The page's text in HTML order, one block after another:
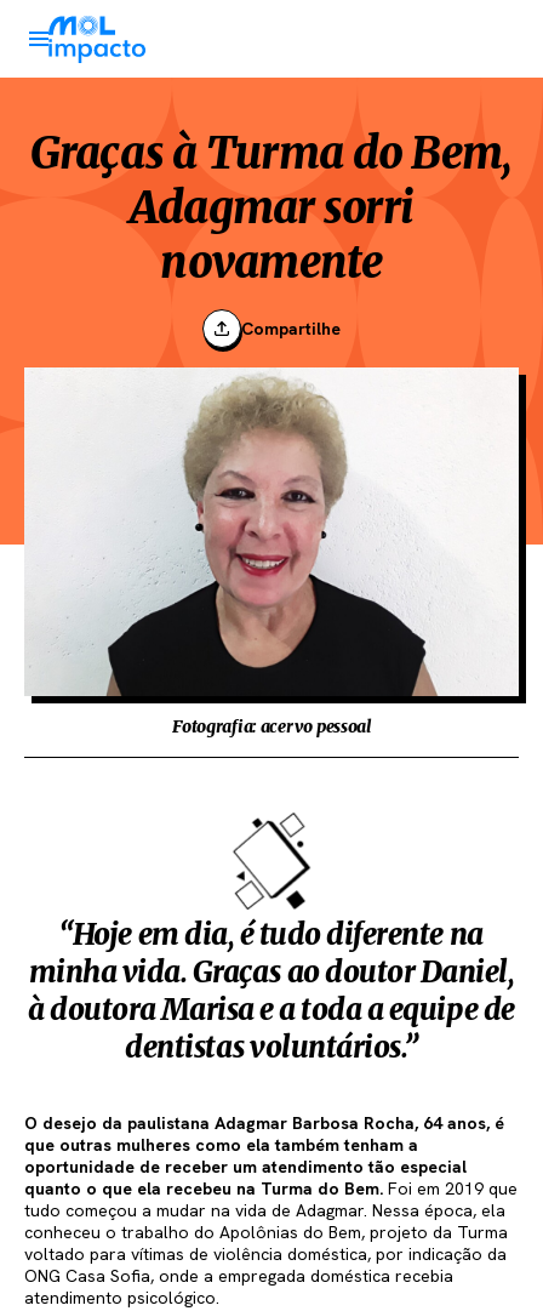
Graças à Turma do Bem,
Adagmar sorri
novamente
Compartilhe
Fotografia: acervo pessoal
“Hoje em dia, é tudo diferente na
minha vida. Graças ao doutor Daniel,
à doutora Marisa e a toda a equipe de
dentistas voluntários.”
O desejo da paulistana Adagmar Barbosa Rocha, 64 anos, é
que outras mulheres como ela também tenham a
oportunidade de receber um atendimento tão especial
quanto o que ela recebeu na Turma do Bem. Foi em 2019 que
tudo começou a mudar na vida de Adagmar. Nessa época, ela
conheceu o trabalho do Apolônias do Bem, projeto da Turma
voltado para vítimas de violência doméstica, por indicação da
ONG Casa Sofia, onde a empregada doméstica recebia
atendimento psicológico.